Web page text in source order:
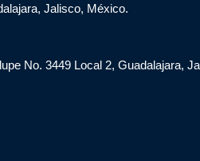
Jalisco, México.
No. 3449 Local 2, Guadalajara,